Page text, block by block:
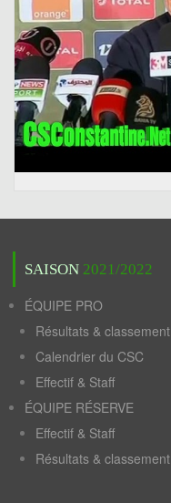
SAISON 2021/2022
ÉQUIPE PRO
Résultats & classement
Calendrier du CSC
Effectif & Staff
ÉQUIPE RÉSERVE
Effectif & Staff
Résultats & classement